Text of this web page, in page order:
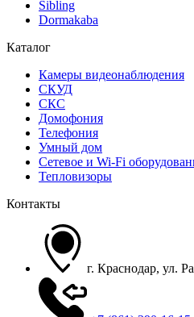
Sibling
Dormakaba
Каталог
Камеры видеонаблюдения
СКУД
СКС
Домофония
Телефония
Умный дом
Сетевое и Wi-Fi
Тепловизоры
Контакты
г. Краснодар, ул.